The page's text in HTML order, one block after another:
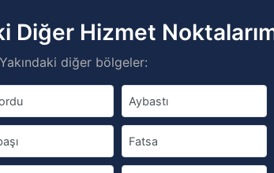
Diğer Hizmet
diğer bölgeler:
Aybastı
Fatsa